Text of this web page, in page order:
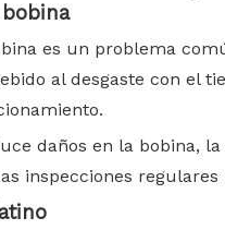
es un problema
al desgaste con el
daños en la bobina,
inspecciones